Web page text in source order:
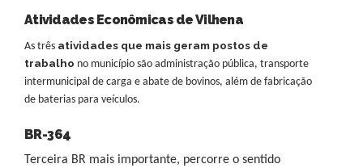
Atividades Econômicas de Vilhena
As três atividades que mais geram postos de
trabalho no município são administração pública, transporte
intermunicipal de carga e abate de bovinos, além de fabricação
de baterias para veículos.
BR-364
Terceira BR mais importante, percorre o sentido